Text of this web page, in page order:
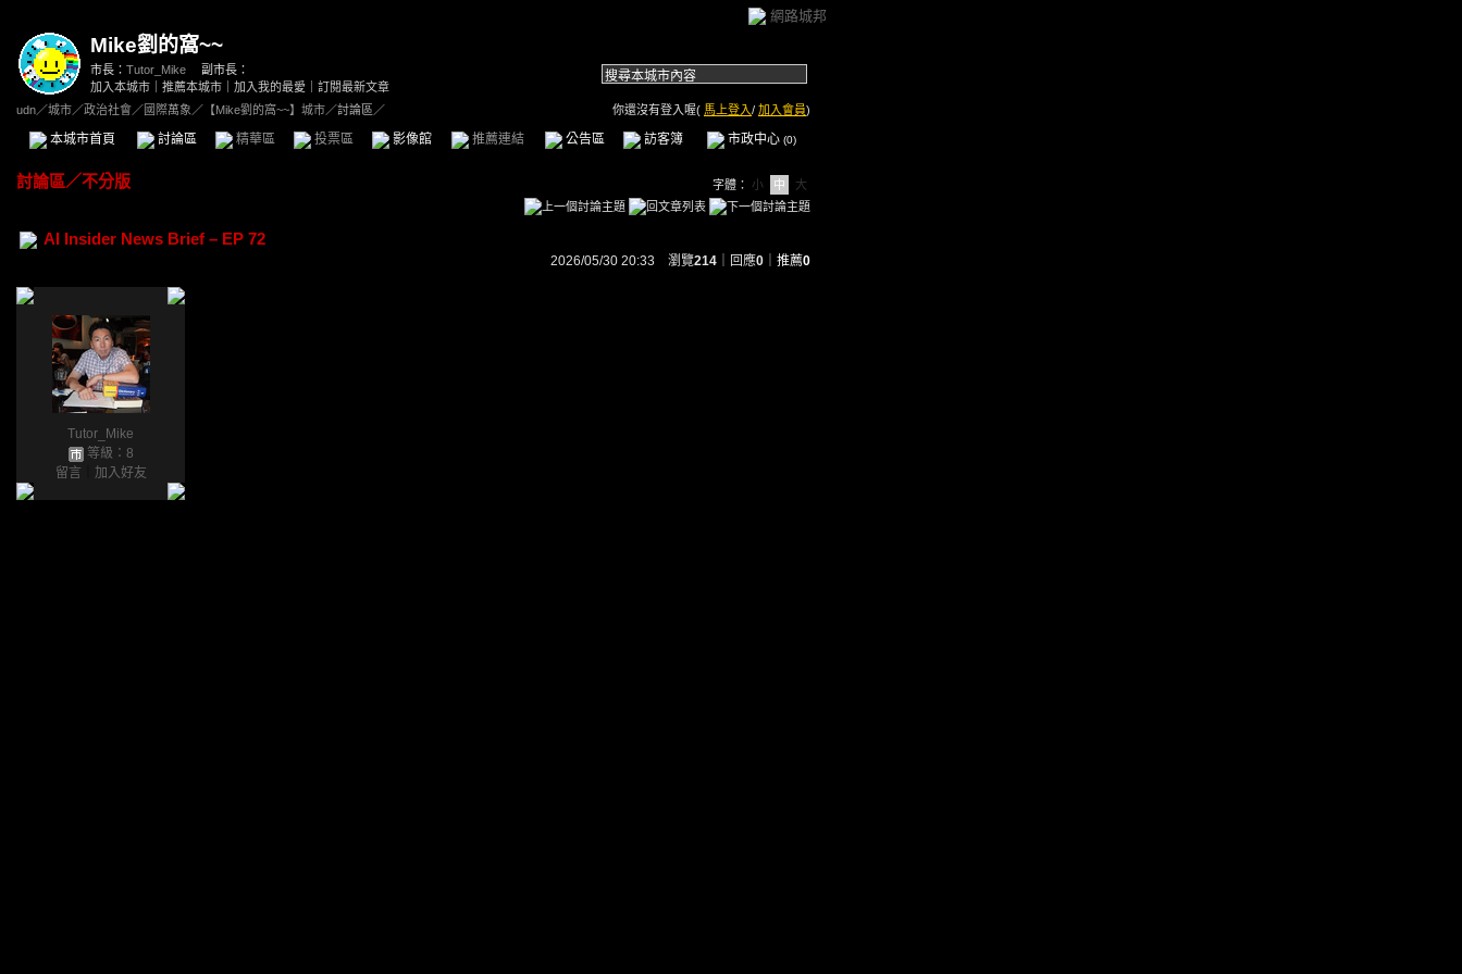
網路城邦
Mike劉的窩~~
市長： Tutor_Mike
副市長：
加入本城市
推薦本城市 加入我的最愛
訂閱最新文章
udn／城市／政治社會／國際萬象 ／ 【Mike劉的窩~~】城市／討論區／ 你還沒有登入喔( 馬上登入/ 加入會員)
本城市首頁 討論區 精華區 投票區 影像館 推薦連結 公告區 訪客簿 市政中心 (0)
討論區／不分版 字體： 小 中 大
AI Insider News Brief – EP 72
2026/05/30 20:33 瀏覽214 ｜回應0 推薦0
Tutor_Mike
等級：8
留言
加入好友